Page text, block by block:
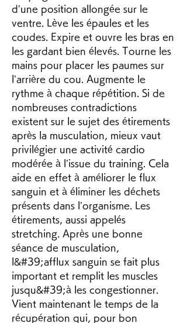
d’une position allongée sur le
ventre. Lève les épaules et les
coudes. Expire et ouvre les bras en
les gardant bien élevés. Tourne les
mains pour placer les paumes sur
l’arrière du cou. Augmente le
rythme à chaque répétition. Si de
nombreuses contradictions
existent sur le sujet des étirements
après la musculation, mieux vaut
privilégier une activité cardio
modérée à l’issue du training. Cela
aide en effet à améliorer le flux
sanguin et à éliminer les déchets
présents dans l’organisme. Les
étirements, aussi appelés
stretching. Après une bonne
séance de musculation,
l&#39;afflux sanguin se fait plus
important et remplit les muscles
jusqu&#39;à les congestionner.
Vient maintenant le temps de la
récupération qui, pour bon